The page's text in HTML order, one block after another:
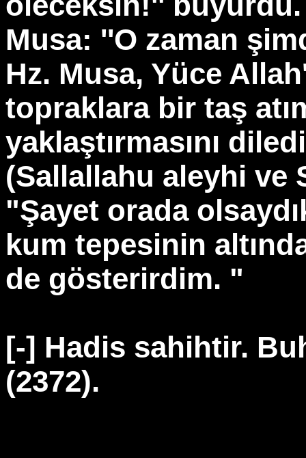
Musa: ''O zaman
Hz. Musa, Yüce
topraklara bir taş
yaklaştırmasını
(Sallallahu aleyhi ve
"Şayet orada
kum tepesinin
de gösterirdim. "
[-] Hadis sahihtir.
(2372).